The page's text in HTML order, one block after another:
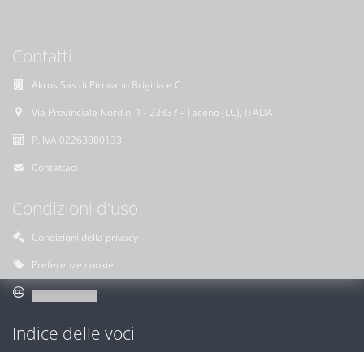
Contatti
Akros Sas di Pirovano Brigida e C.
Via Provinciale Nord n. 1 - 23837 - Taceno (LC), ITALIA
P. IVA 02263080133
Contattaci
Condizioni d'uso
Condizioni della privacy
Preferenze cookie
Indice delle voci